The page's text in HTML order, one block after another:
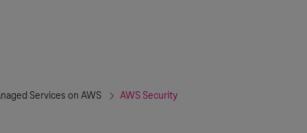
Services on AWS AWS Security